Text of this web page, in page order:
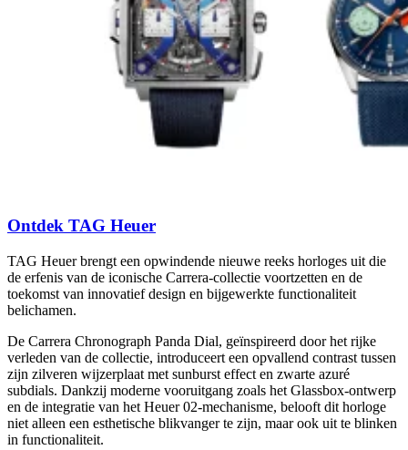
Ontdek TAG Heuer
TAG Heuer brengt een opwindende nieuwe reeks horloges uit die
de erfenis van de iconische Carrera-collectie voortzetten en de
toekomst van innovatief design en bijgewerkte functionaliteit
belichamen.
De Carrera Chronograph Panda Dial, geïnspireerd door het rijke
verleden van de collectie, introduceert een opvallend contrast tussen
zijn zilveren wijzerplaat met sunburst effect en zwarte azuré
subdials. Dankzij moderne vooruitgang zoals het Glassbox-ontwerp
en de integratie van het Heuer 02-mechanisme, belooft dit horloge
niet alleen een esthetische blikvanger te zijn, maar ook uit te blinken
in functionaliteit.